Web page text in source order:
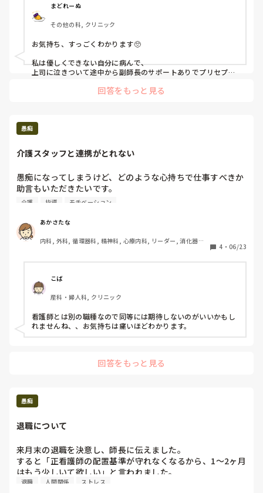
まどれーぬ
その他の科, クリニック
お気持ち、すっごくわかります🥺
私は優しくできない自分に病んで、
上司に泣きついて途中から副師長のサポートありでプリセプタ
病棟全体でその子を育てる体制にできれば良いですよね。
私のプリセプティはまじで問題児だったので、私が泣きついた
というのもありますが、上司・同僚も見かねて途中から病棟全
回答をもっと見る
愚痴
介護スタッフと連携がとれない
愚痴になってしまうけど、どのような心持ちで仕事すべきか
助言もいただきたいです。
かなり業務負担がかかっています。
そもそも人手不足が根底にありますが、介護スタッフのレベ
ルが低すぎる。言われたことが次やれない、ひどいときは頼
職場はデイサービスなので、ルーティン業務だと思うのです
が、それすらもできず、利用者やスタッフ同士でのお喋りに
夢中で、安全面での見守りや排泄援助などさまざまな場面で
抜けがあり、レクと雑用も含めて看護師が主体で動くことに
なるため、肝心な看護業務がおざなりになることもしばし
ば。
きないね」と言われ、本当にその通りだなぁと思いました。
てしまうし、管理者も問題解決する努力（指導など）は全く
しません。
手を出してしまうとやらなくなるから引いても、結局やらな
いため、しわ寄せはこちらに来る。
介護スタッフも実務者研修止まりの人たちばかりなのです
が、失礼な発言をしてしまって申し訳ないけど、こうも動け
介護 指導 モチベーション
あかさたな
内科, 外科, 循環器科, 精神科, 心療内科, リーダー, 消化器外
4 ・ 06/23
こば
産科・婦人科, クリニック
看護師とは別の職種なので同等には期待しないのがいいかもし
れませんね、、お気持ちは痛いほどわかります。
回答をもっと見る
愚痴
退職について
来月末の退職を決意し、師長に伝えました。
すると「正看護師の配置基準が守れなくなるから、1〜2ヶ月
はもう少しいて欲しい」と言われました。
基本会社都合の退職延期はできないはずだと、自分の中では
退職 人間関係 ストレス